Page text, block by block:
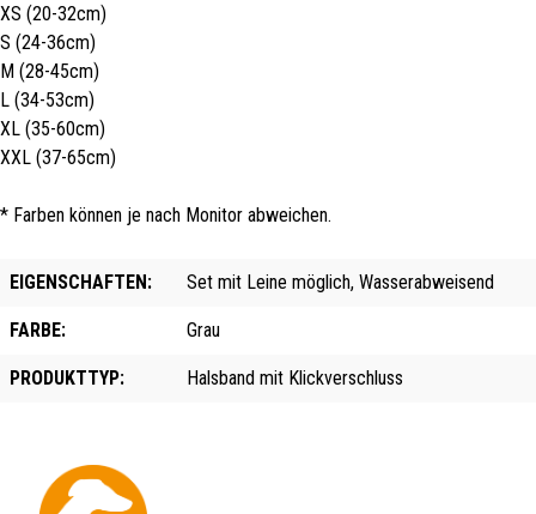
XS (20-32cm)
S (24-36cm)
M (28-45cm)
L (34-53cm)
XL (35-60cm)
XXL (37-65cm)
* Farben können je nach Monitor abweichen.
EIGENSCHAFTEN: Set mit Leine möglich, Wasserabweisend
FARBE: Grau
PRODUKTTYP: Halsband mit Klickverschluss